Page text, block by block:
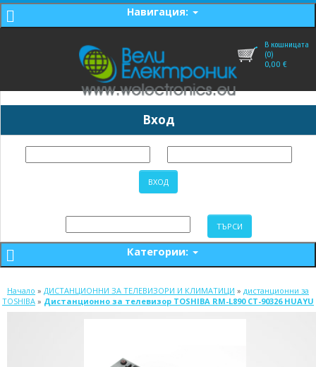
Навигация:
В кошницата
(0)
0,00 €
Вход
Категории:
Начало » ДИСТАНЦИОННИ ЗА ТЕЛЕВИЗОРИ И КЛИМАТИЦИ » дистанционни за
TOSHIBA » Дистанционно за телевизор TOSHIBA RM-L890 CT-90326 HUAYU